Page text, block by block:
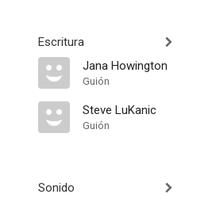
Escritura
Jana Howington
Guión
Steve LuKanic
Guión
Sonido